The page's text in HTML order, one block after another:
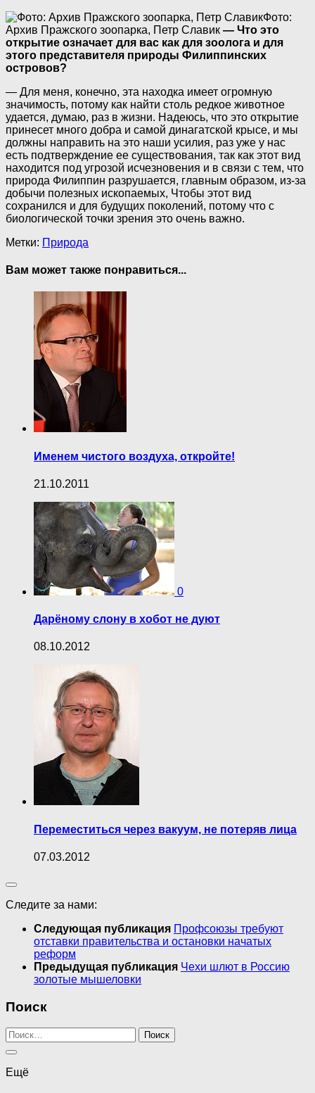
Фото:
Архив Пражского зоопарка, Петр Славик — Что это
открытие означает для вас как для зоолога и для
этого представителя природы Филиппинских
островов?
— Для меня, конечно, эта находка имеет огромную
значимость, потому как найти столь редкое животное
удается, думаю, раз в жизни. Надеюсь, что это открытие
принесет много добра и самой динагатской крысе, и мы
должны направить на это наши усилия, раз уже у нас
есть подтверждение ее существования, так как этот вид
находится под угрозой исчезновения и в связи с тем, что
природа Филиппин разрушается, главным образом, из-за
добычи полезных ископаемых, Чтобы этот вид
сохранился и для будущих поколений, потому что с
биологической точки зрения это очень важно.
Метки: Природа
Вам может также понравиться...
Именем чистого воздуха, откройте!
21.10.2011
0
Дарёному слону в хобот не дуют
08.10.2012
Переместиться через вакуум, не потеряв лица
07.03.2012
Следите за нами:
Следующая публикация Профсоюзы требуют
отставки правительства и остановки начатых
реформ
Предыдущая публикация Чехи шлют в Россию
золотые мышеловки
Поиск
Найти:
Ещё